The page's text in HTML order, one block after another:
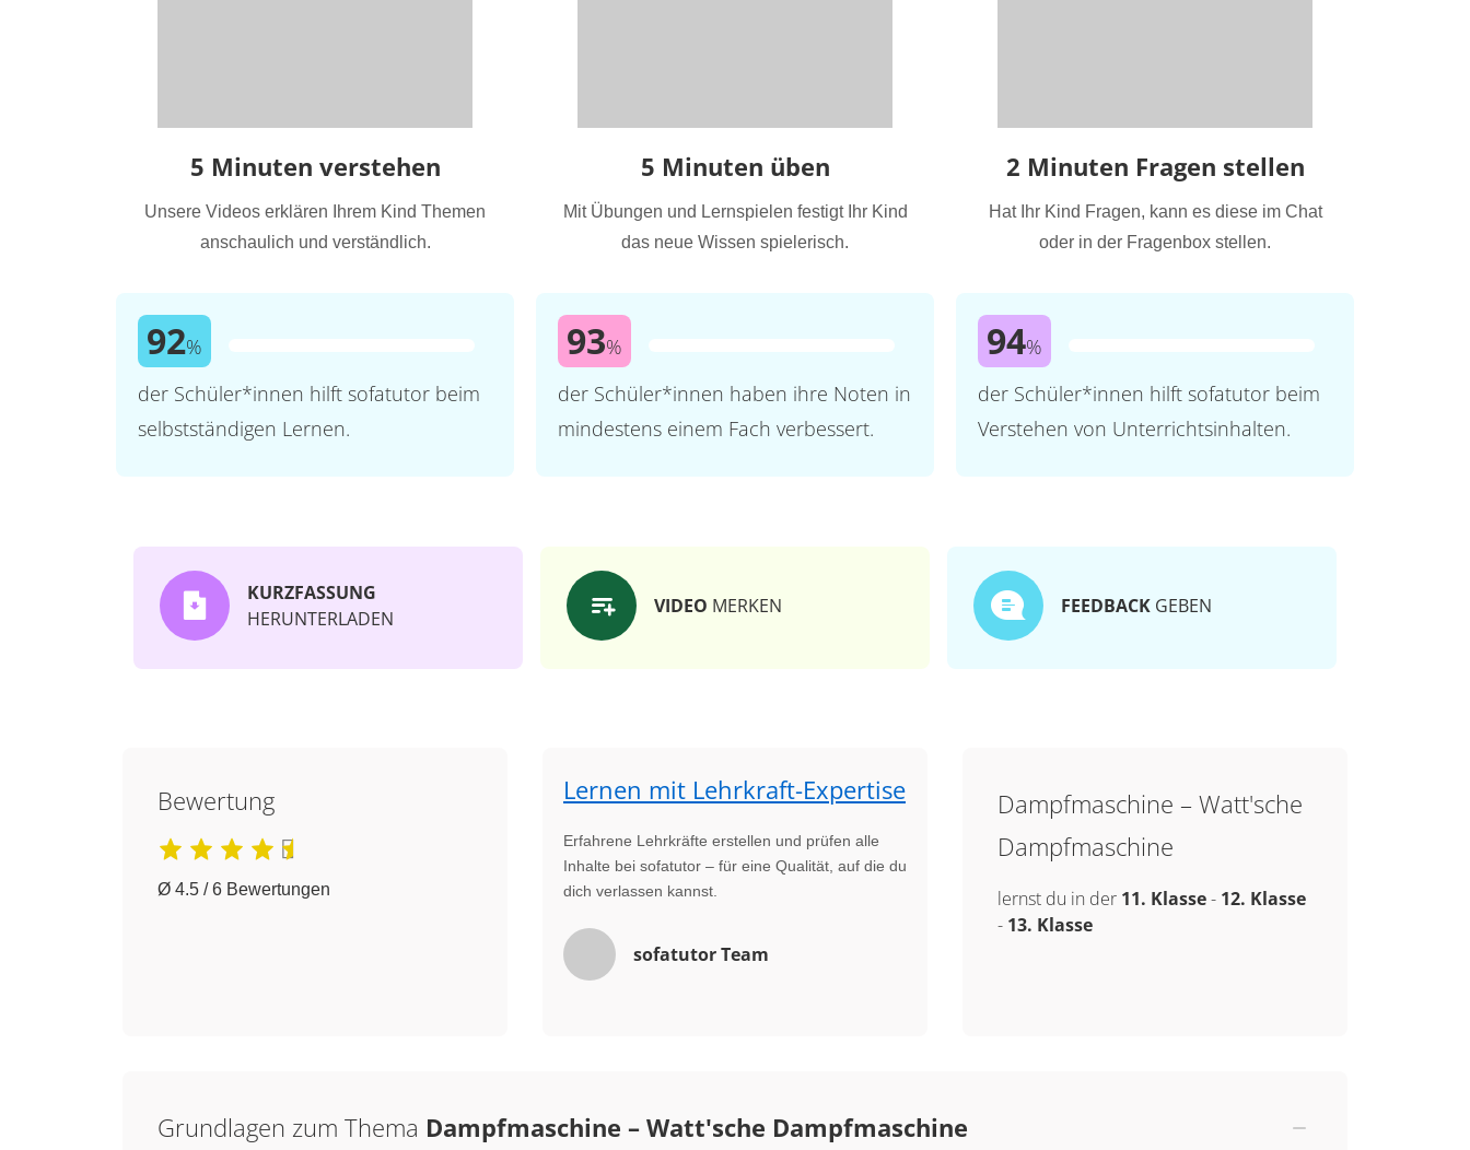
5 Minuten verstehen
Unsere Videos erklären Ihrem Kind Themen
anschaulich und verständlich.
92%
der Schüler*innen hilft sofatutor beim
selbstständigen Lernen.
5 Minuten üben
Mit Übungen und Lernspielen festigt Ihr Kind
das neue Wissen spielerisch.
93%
der Schüler*innen haben ihre Noten in
mindestens einem Fach verbessert.
2 Minuten Fragen stellen
Hat Ihr Kind Fragen, kann es diese im Chat
oder in der Fragenbox stellen.
94%
der Schüler*innen hilft sofatutor beim
Verstehen von Unterrichtsinhalten.
KURZFASSUNG
HERUNTERLADEN
VIDEO MERKEN FEEDBACK GEBEN
Bewertung
Ø 4.5 / 6 Bewertungen
Lernen mit Lehrkraft-Expertise
Erfahrene Lehrkräfte erstellen und prüfen alle
Inhalte bei sofatutor – für eine Qualität, auf die du
dich verlassen kannst.
sofatutor Team
Dampfmaschine – Watt'sche
Dampfmaschine
lernst du in der 11. Klasse- 12. Klasse
- 13. Klasse
Grundlagen zum Thema Dampfmaschine – Watt'sche Dampfmaschine